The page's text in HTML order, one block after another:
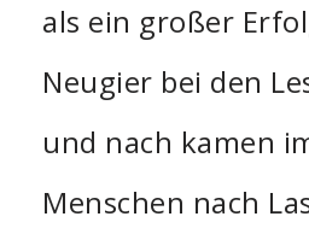
als ein großer
Neugier bei den
und nach kamen
Menschen nach